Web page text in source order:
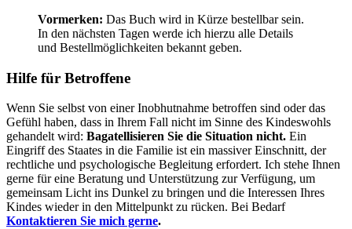
Vormerken: Das Buch wird in Kürze bestellbar sein.
In den nächsten Tagen werde ich hierzu alle Details
und Bestellmöglichkeiten bekannt geben.
Hilfe für Betroffene
Wenn Sie selbst von einer Inobhutnahme betroffen sind oder das
Gefühl haben, dass in Ihrem Fall nicht im Sinne des Kindeswohls
gehandelt wird: Bagatellisieren Sie die Situation nicht. Ein
Eingriff des Staates in die Familie ist ein massiver Einschnitt, der
rechtliche und psychologische Begleitung erfordert. Ich stehe Ihnen
gerne für eine Beratung und Unterstützung zur Verfügung, um
gemeinsam Licht ins Dunkel zu bringen und die Interessen Ihres
Kindes wieder in den Mittelpunkt zu rücken. Bei Bedarf
Kontaktieren Sie mich gerne.